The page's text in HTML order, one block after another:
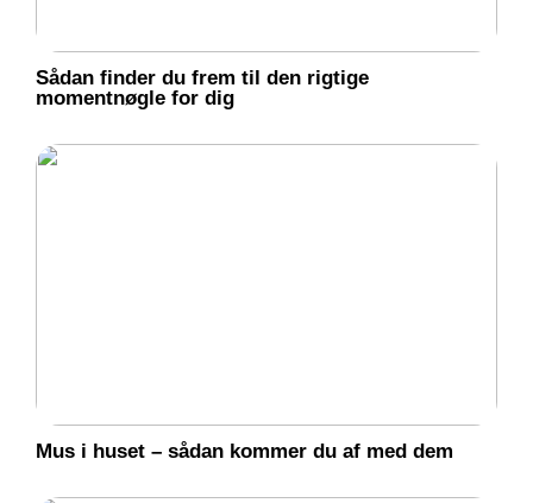
Sådan finder du frem til den rigtige
momentnøgle for dig
Mus i huset – sådan kommer du af med dem